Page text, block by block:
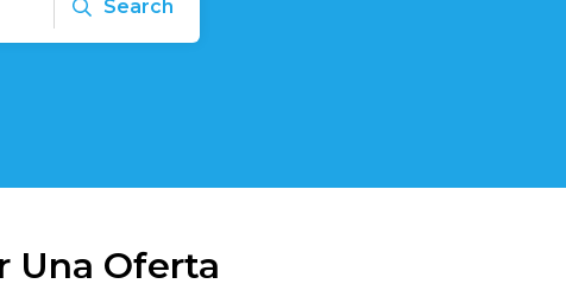
Search
Una Oferta